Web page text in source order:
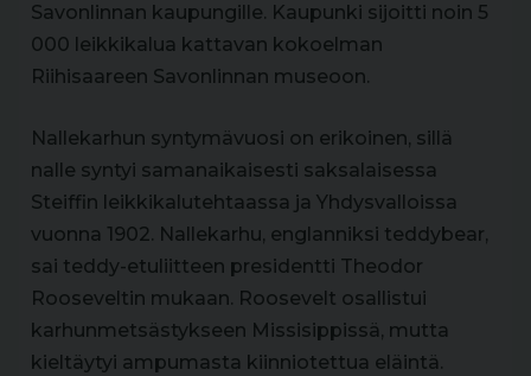
Savonlinnan kaupungille. Kaupunki sijoitti noin 5
000 leikkikalua kattavan kokoelman
Riihisaareen Savonlinnan museoon.
Nallekarhun syntymävuosi on erikoinen, sillä
nalle syntyi samanaikaisesti saksalaisessa
Steiffin leikkikalutehtaassa ja Yhdysvalloissa
vuonna 1902. Nallekarhu, englanniksi teddybear,
sai teddy-etuliitteen presidentti Theodor
Rooseveltin mukaan. Roosevelt osallistui
karhunmetsästykseen Missisippissä, mutta
kieltäytyi ampumasta kiinniotettua eläintä.